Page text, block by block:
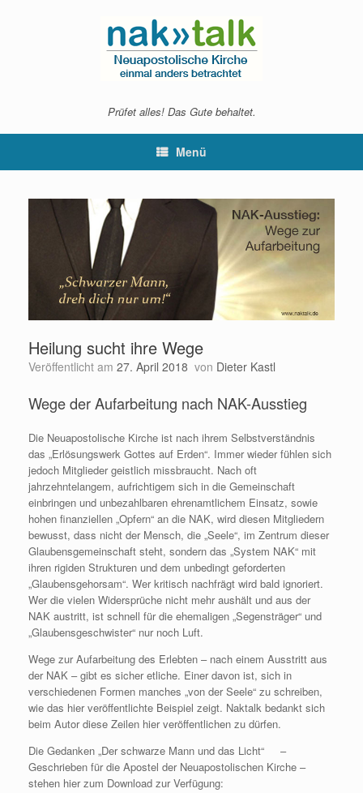
Prüfet alles! Das Gute behaltet.
Menü
Heilung sucht ihre Wege
Veröffentlicht am 27. April 2018 von Dieter Kastl
Wege der Aufarbeitung nach NAK-Ausstieg
Die Neuapostolische Kirche ist nach ihrem Selbstverständnis
das „Erlösungswerk Gottes auf Erden“. Immer wieder fühlen sich
jedoch Mitglieder geistlich missbraucht. Nach oft
jahrzehntelangem, aufrichtigem sich in die Gemeinschaft
einbringen und unbezahlbaren ehrenamtlichem Einsatz, sowie
hohen finanziellen „Opfern“ an die NAK, wird diesen Mitgliedern
bewusst, dass nicht der Mensch, die „Seele“, im Zentrum dieser
Glaubensgemeinschaft steht, sondern das „System NAK“ mit
ihren rigiden Strukturen und dem unbedingt geforderten
„Glaubensgehorsam“. Wer kritisch nachfrägt wird bald ignoriert.
Wer die vielen Widersprüche nicht mehr aushält und aus der
NAK austritt, ist schnell für die ehemaligen „Segensträger“ und
„Glaubensgeschwister“ nur noch Luft.
Wege zur Aufarbeitung des Erlebten – nach einem Ausstritt aus
der NAK – gibt es sicher etliche. Einer davon ist, sich in
verschiedenen Formen manches „von der Seele“ zu schreiben,
wie das hier veröffentlichte Beispiel zeigt. Naktalk bedankt sich
beim Autor diese Zeilen hier veröffentlichen zu dürfen.
Die Gedanken „Der schwarze Mann und das Licht“ –
Geschrieben für die Apostel der Neuapostolischen Kirche –
stehen hier zum Download zur Verfügung: